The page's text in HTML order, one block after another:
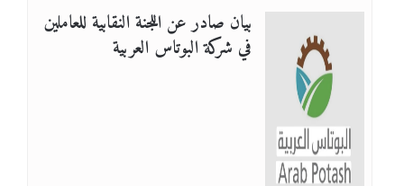
بيان صادر عن اللجنة النقابية للعاملين
في شركة البوتاس العربية